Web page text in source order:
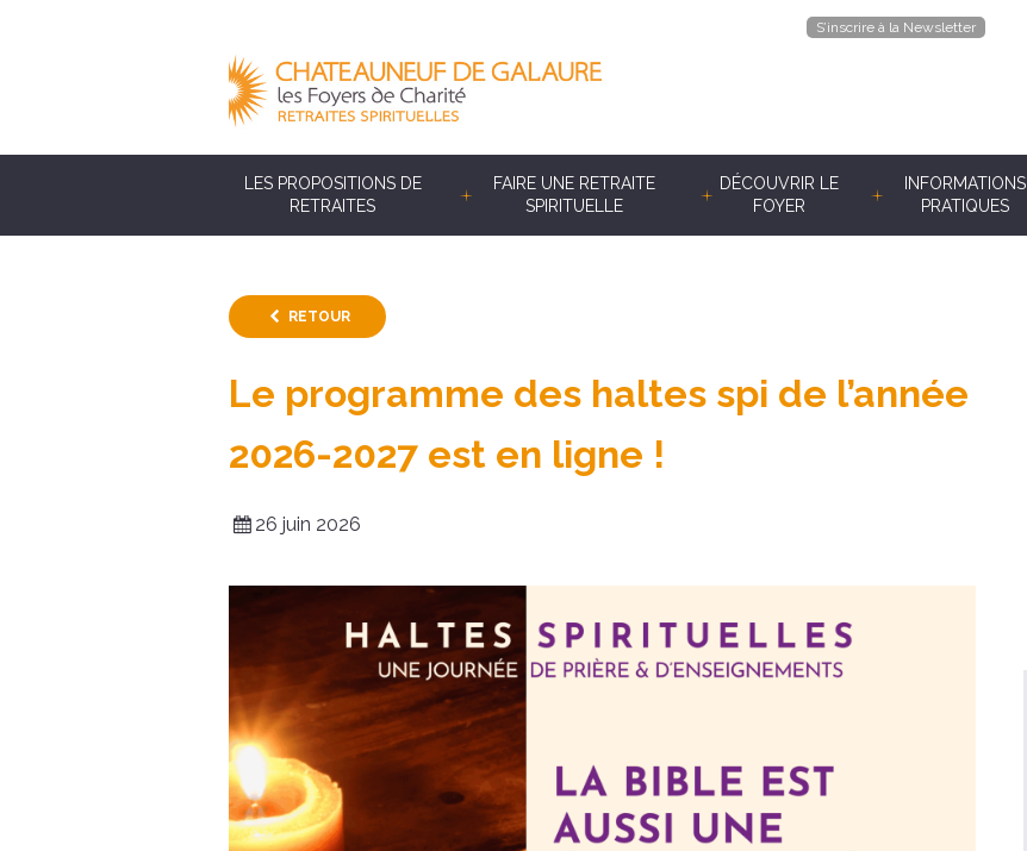
S’inscrire à la Newsletter
LES PROPOSITIONS DE
RETRAITES
FAIRE UNE RETRAITE
SPIRITUELLE
DÉCOUVRIR LE
FOYER
INFORMATIONS
PRATIQUES
RETOUR
Le programme des haltes spi de l’année
2026-2027 est en ligne !
26 juin 2026